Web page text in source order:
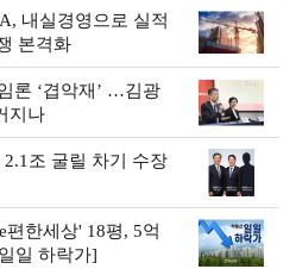
내실경영으로 실적
본격화
론 ‘겹악재’ …김광
지나
조 굴릴 차기 수장
한세상' 18평, 5억
일 하락가]